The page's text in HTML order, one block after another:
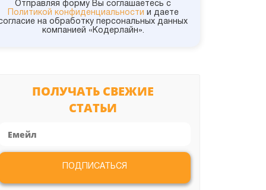
Отправляя форму Вы соглашаетесь с
Политикой конфиденциальности
и даете
на обработку персональных данных
компанией «Кодерлайн».
ПОЛУЧАТЬ СВЕЖИЕ
СТАТЬИ
ПОДПИСАТЬСЯ